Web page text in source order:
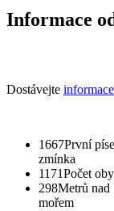
Informace
Dostávejte
1667První
zmínka
1171Počet
298Metrů nad
mořem